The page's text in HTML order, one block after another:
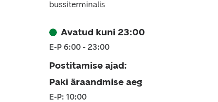
bussiterminalis
Avatud kuni 23:00
E-P 6:00 - 23:00
Postitamise ajad:
Paki äraandmise aeg
E-P: 10:00